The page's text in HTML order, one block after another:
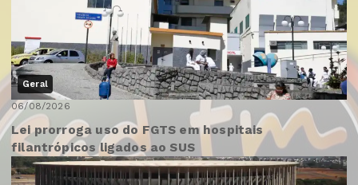
Geral
06/08/2026
Lei prorroga uso do FGTS em hospitais
filantrópicos ligados ao SUS